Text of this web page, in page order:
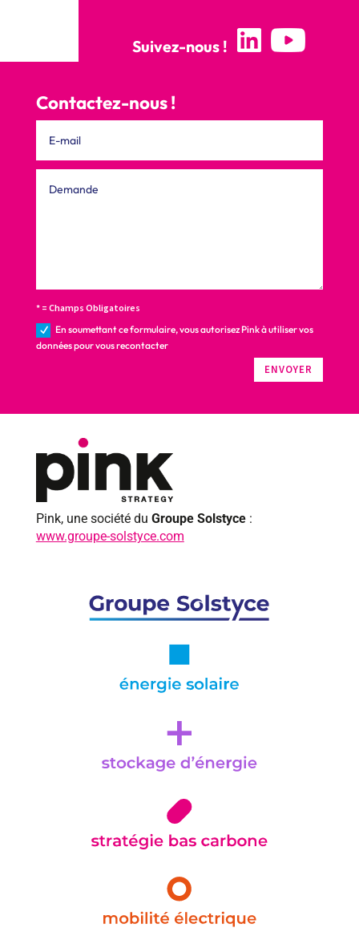
Suivez-nous !
Contactez-nous !
* = Champs Obligatoires
En soumettant ce formulaire, vous autorisez Pink à utiliser vos
données pour vous recontacter
ENVOYER
Pink, une société du Groupe Solstyce:
www.groupe-solstyce.com